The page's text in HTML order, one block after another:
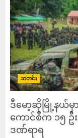
သတင်း
ဒီမော့ဆိုမြို့နယ်မှ
ကောင်စီက ၁၅ ဦး
ဒဏ်ရာရ